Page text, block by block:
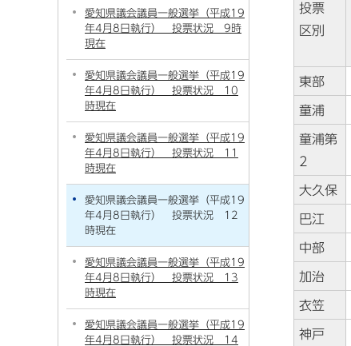
投票
区別
東部
童浦
童浦第
2
大久保
巴江
中部
加治
衣笠
神戸
愛知県議会議員一般選挙（平成19
年4月8日執行） 投票状況 9時
現在
愛知県議会議員一般選挙（平成19
年4月8日執行） 投票状況 10
時現在
愛知県議会議員一般選挙（平成19
年4月8日執行） 投票状況 11
時現在
愛知県議会議員一般選挙（平成19
年4月8日執行） 投票状況 12
時現在
愛知県議会議員一般選挙（平成19
年4月8日執行） 投票状況 13
時現在
愛知県議会議員一般選挙（平成19
年4月8日執行） 投票状況 14